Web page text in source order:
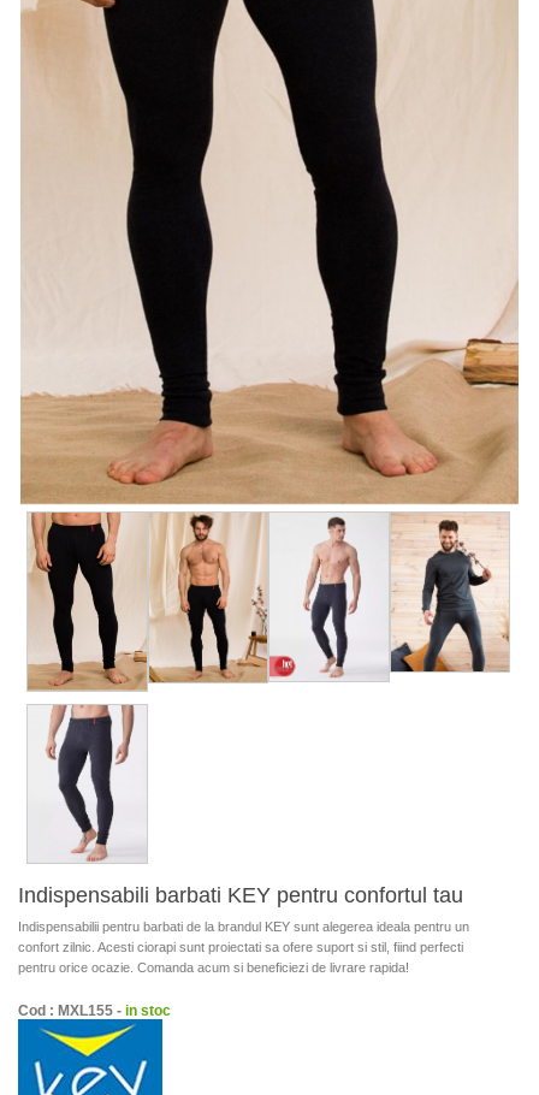
Indispensabili barbati KEY pentru confortul tau
Indispensabilii pentru barbati de la brandul KEY sunt alegerea ideala pentru un
confort zilnic. Acesti ciorapi sunt proiectati sa ofere suport si stil, fiind perfecti
pentru orice ocazie. Comanda acum si beneficiezi de livrare rapida!
Cod : MXL155 - in stoc